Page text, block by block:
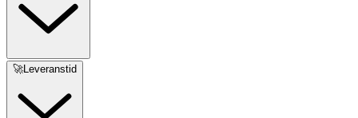
🚀Leveranstid